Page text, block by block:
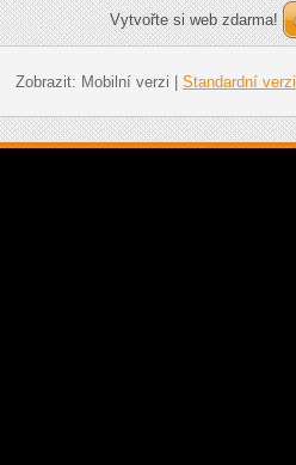
Vytvořte si web zdarma!
Zobrazit: Mobilní verzi Standardní verzi